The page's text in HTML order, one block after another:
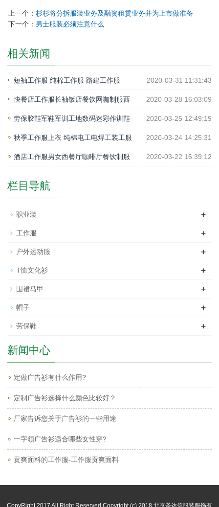
上一个： 杉杉将分拆服装业务及融资租赁业务并为上市做准备
下一个： 男士服装必须注意什么
相关新闻
2020-03-31 11:31:43
短袖工作服 纯棉工作服 路建工作服
2020-03-28 16:03:09
快餐店工作服长袖饭店餐饮网咖制服西
2020-03-25 12:49:19
劳保胶鞋军鞋军训工地数码迷彩作训鞋
2020-03-24 14:25:31
秋季工作服上衣 纯棉电工电焊工装工服
2020-03-22 16:39:12
酒店工作服男女西餐厅咖啡厅餐饮制服
栏目导航
+
职业装
+
工作服
+
户外运动服
+
T恤文化衫
+
围裙马甲
+
帽子
+
劳保鞋
新闻中心
定做广告衫有什么作用?
定制广告衫选择什么颜色比较好？
厂家告诉您关于广告衫的一些用途
一字领广告衫适合哪些女性穿?
贡爽面料的工作服-工作服贡爽面料